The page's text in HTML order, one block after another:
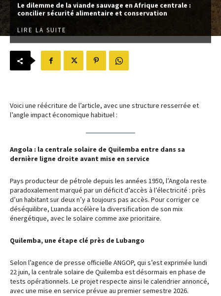
Le dilemme de la viande sauvage en Afrique centrale :
concilier sécurité alimentaire et conservation
LIRE LA SUITE
Voici une réécriture de l’article, avec une structure resserrée et
l’angle impact économique habituel :
Angola : la centrale solaire de Quilemba entre dans sa
dernière ligne droite avant mise en service
Pays producteur de pétrole depuis les années 1950, l’Angola reste
paradoxalement marqué par un déficit d’accès à l’électricité : près
d’un habitant sur deux n’y a toujours pas accès. Pour corriger ce
déséquilibre, Luanda accélère la diversification de son mix
énergétique, avec le solaire comme axe prioritaire.
Quilemba, une étape clé près de Lubango
Selon l’agence de presse officielle ANGOP, qui s’est exprimée lundi
22 juin, la centrale solaire de Quilemba est désormais en phase de
tests opérationnels. Le projet respecte ainsi le calendrier annoncé,
avec une mise en service prévue au premier semestre 2026.